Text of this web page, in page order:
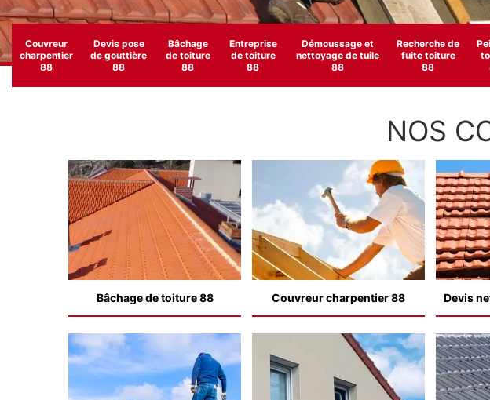
Couvreur
charpentier
88
Devis pose
de gouttière
88
Bâchage
de toiture
88
Entreprise
de toiture
88
Démoussage et
nettoyage de tuile
88
Recherche de
fuite toiture
88
NOS
Bâchage de toiture 88 Couvreur charpentier 88 Devis